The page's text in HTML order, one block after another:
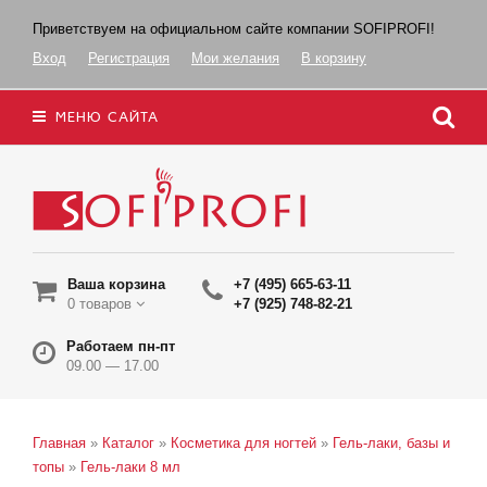
Приветствуем на официальном сайте компании SOFIPROFI!
Вход
Регистрация Мои желания В корзину
МЕНЮ САЙТА
Ваша корзина
0 товаров
+7 (495) 665-63-11
+7 (925) 748-82-21
Работаем пн-пт
09.00 — 17.00
Главная » Каталог » Косметика для ногтей » Гель-лаки, базы и
топы » Гель-лаки 8 мл